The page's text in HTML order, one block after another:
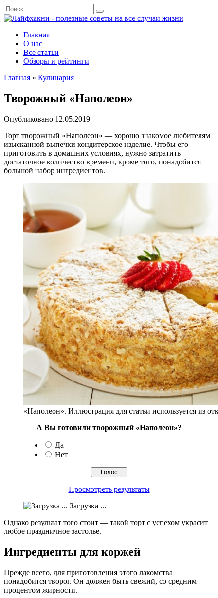
Перейти
к
содержанию
Search
for:
Главная
О нас
Все статьи
Обзоры и рейтинги
Главная » Кулинария
Творожный «Наполеон»
Опубликовано 12.05.2019
Торт творожный «Наполеон» — хорошо знакомое любителям
изысканной выпечки кондитерское изделие. Чтобы его
приготовить в домашних условиях, нужно затратить
достаточное количество времени, кроме того, понадобится
большой набор ингредиентов.
«Наполеон». Иллюстрация для статьи используется из
А Вы готовили творожный «Наполеон»?
Да
Нет
Просмотреть результаты
Загрузка ...
Однако результат того стоит — такой торт с успехом украсит
любое праздничное застолье.
Ингредиенты для коржей
Прежде всего, для приготовления этого лакомства
понадобится творог. Он должен быть свежий, со средним
процентом жирности.